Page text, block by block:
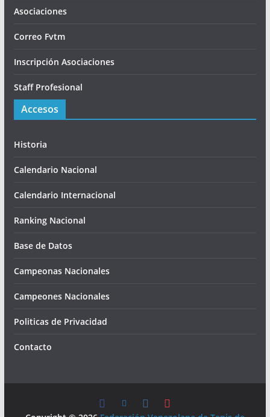
Asociaciones
Correo Fvtm
Inscripción Asociaciones
Staff Profesional
Accesos
Historia
Calendario Nacional
Calendario Internacional
Ranking Nacional
Base de Datos
Campeonas Nacionales
Campeones Nacionales
Politicas de Privacidad
Contacto